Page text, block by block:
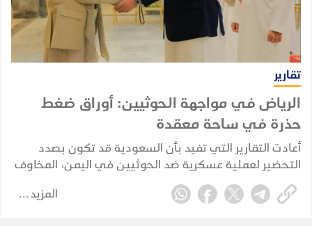
تقارير
الرياض في مواجهة الحوثيين: أوراق ضغط
حذرة في ساحة معقدة
أعادت التقارير التي تفيد بأن السعودية قد تكون بصدد
التحضير لعملية عسكرية ضد الحوثيين في اليمن، المخاوف
من أن تنجر الرياض مجددًا إلى حرب برية مباشرة. لكن الأدلة
المتوفرة حاليًا تشير إلى تخطيط احترازي وإعادة تموضع
المزيد